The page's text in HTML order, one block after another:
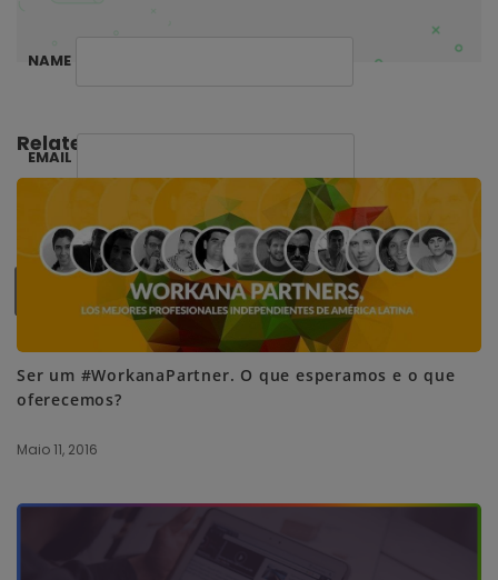
NAME
EMAIL
SUBSCRIBE ME
Related Posts:
Ser um #WorkanaPartner. O que esperamos e o que
oferecemos?
Maio 11, 2016